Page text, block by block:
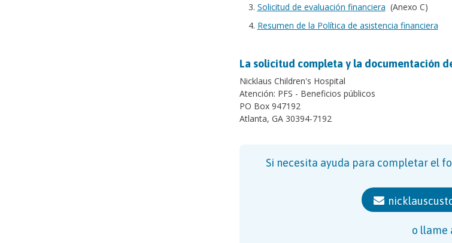
Solicitud de evaluación financiera (Anexo C)
Resumen de la Política de asistencia financiera
La solicitud completa y la documentación
Nicklaus Children's Hospital
Atención: PFS - Beneficios públicos
PO Box 947192
Atlanta, GA 30394-7192
Si necesita ayuda para completar el
o llame